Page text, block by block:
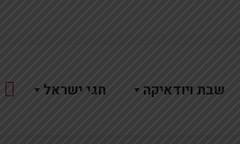
שבת ויודאיקה חגי ישראל